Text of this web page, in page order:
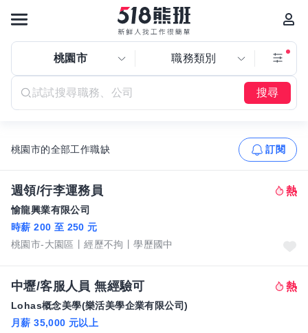
桃園市 職務類別
搜尋
桃園市的全部工作職缺 訂閱
週領/行李運務員
愉龍興業有限公司
時薪 200 至 250 元
桃園市-大園區
經歷不拘 學歷國中
中壢/客服人員 無經驗可
Lohas概念美學(樂活美學企業有限公司)
月薪 35,000 元以上